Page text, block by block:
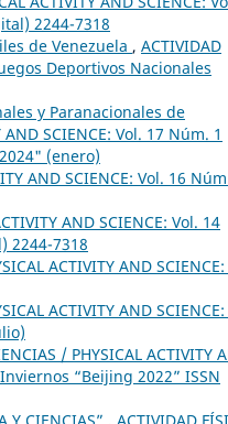
2244-7318
de Venezuela , ACTIVIDAD
Deportivos Nacionales
y Paranacionales de
AND SCIENCE: Vol. 17 Núm. 1
(enero)
AND SCIENCE: Vol. 16
AND SCIENCE: Vol. 14
2244-7318
ACTIVITY AND
ACTIVITY AND
/ PHYSICAL ACTIVITY
“Beijing 2022” ISSN